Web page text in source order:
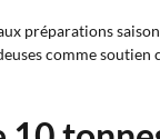
préparations
comme soutien